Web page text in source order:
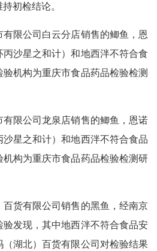
初检结论。
限公司白云分店销售的鲫鱼，恩
沙星之和计）和地西泮不符合食
机构为重庆市食品药品检验检测
限公司龙泉店销售的鲫鱼，恩诺
星之和计）和地西泮不符合食品
构为重庆市食品药品检验检测研
货有限公司销售的黑鱼，经南京
发现，其中地西泮不符合食品安
湖北）百货有限公司对检验结果